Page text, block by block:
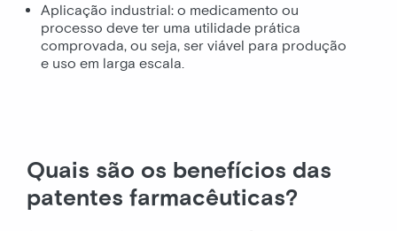
Aplicação industrial: o medicamento ou
processo deve ter uma utilidade prática
comprovada, ou seja, ser viável para produção
e uso em larga escala.
Quais são os benefícios das
patentes farmacêuticas?